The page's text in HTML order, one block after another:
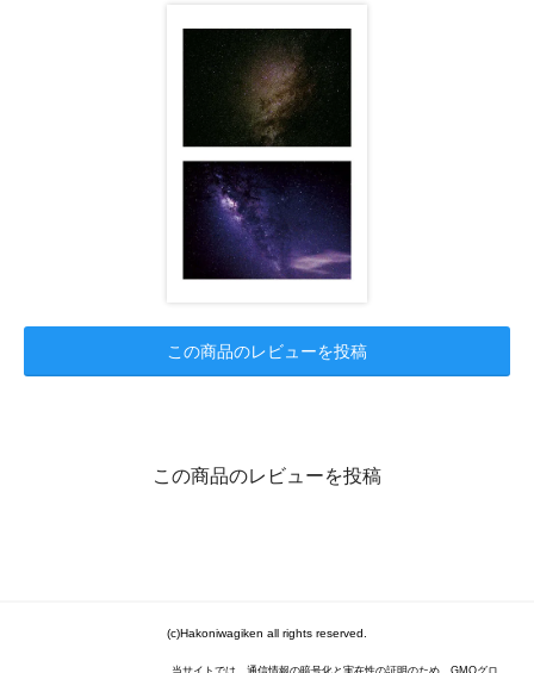
この商品のレビューを投稿
この商品のレビューを投稿
(c)Hakoniwagiken all rights reserved.
当サイトでは、通信情報の暗号化と実在性の証明のため、GMOグロ